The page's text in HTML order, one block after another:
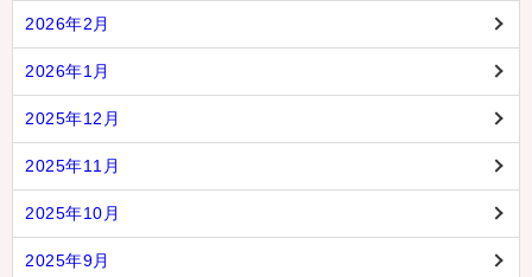
2026年2月
2026年1月
2025年12月
2025年11月
2025年10月
2025年9月